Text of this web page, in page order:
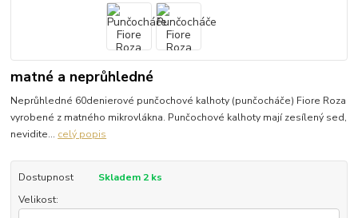
matné a neprůhledné
Neprůhledné 60denierové punčochové kalhoty (punčocháče) Fiore Roza
vyrobené z matného mikrovlákna. Punčochové kalhoty mají zesílený sed,
nevidite... celý popis
Dostupnost
Skladem 2 ks
Velikost: